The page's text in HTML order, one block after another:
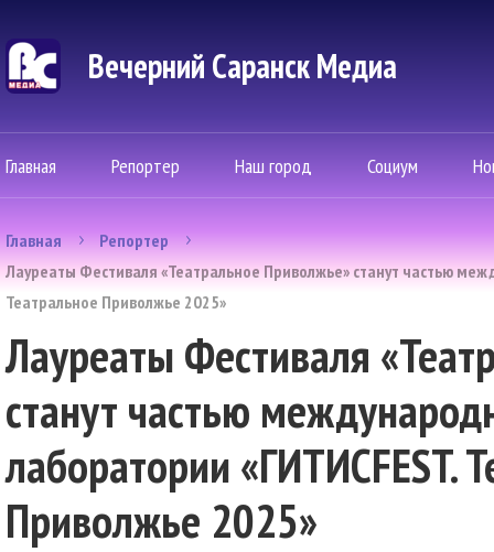
Вечерний Саранск Mедиа
Главная Репортер Наш город Социум
Главная
Репортер
Лауреаты Фестиваля «Театральное Приволжье» станут частью
Театральное Приволжье 2025»
Лауреаты Фестиваля
станут частью
лаборатории «ГИТИСFEST.
Приволжье 2025»